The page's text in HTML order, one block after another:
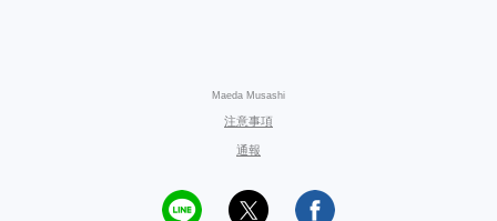
Maeda Musashi
注意事項
通報